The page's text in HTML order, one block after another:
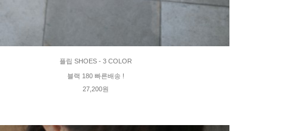
플립 SHOES - 3 COLOR
블랙 180 빠른배송 !
27,200원